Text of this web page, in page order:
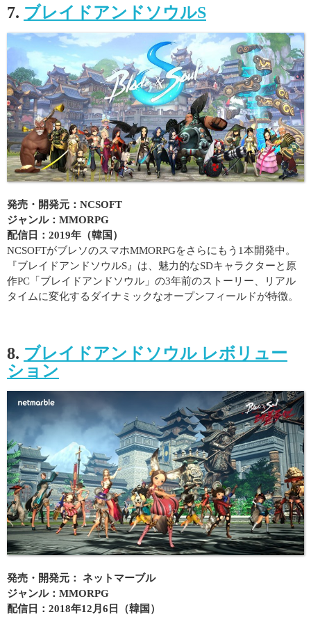
7. ブレイドアンドソウルS
発売・開発元：NCSOFT
ジャンル：MMORPG
配信日：2019年（韓国）
NCSOFTがブレソのスマホMMORPGをさらにもう1本開発中。
『ブレイドアンドソウルS』は、魅力的なSDキャラクターと原
作PC「ブレイドアンドソウル」の3年前のストーリー、リアル
タイムに変化するダイナミックなオープンフィールドが特徴。
8. ブレイドアンドソウル レボリュー
ション
発売・開発元： ネットマーブル
ジャンル：MMORPG
配信日：2018年12月6日（韓国）